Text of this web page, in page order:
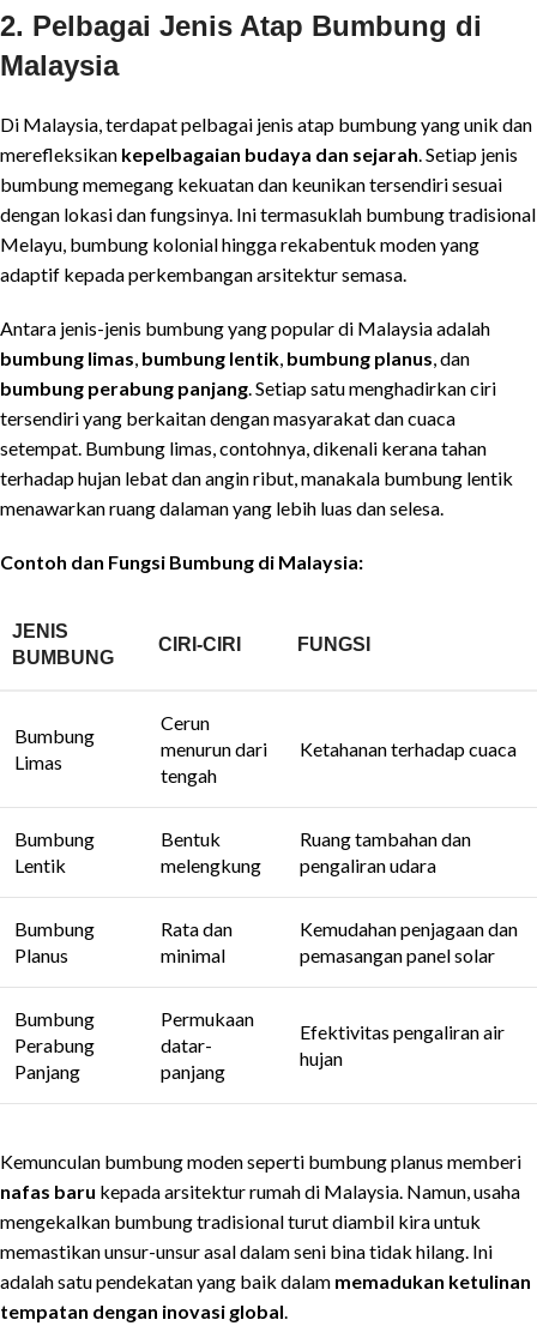
2. Pelbagai Jenis Atap Bumbung di
Malaysia
Di Malaysia, terdapat pelbagai jenis atap bumbung yang unik dan
merefleksikan kepelbagaian budaya dan sejarah . Setiap jenis
bumbung memegang kekuatan dan keunikan tersendiri sesuai
dengan lokasi dan fungsinya. Ini termasuklah bumbung tradisional
Melayu, bumbung kolonial hingga rekabentuk moden yang
adaptif kepada perkembangan arsitektur semasa.
Antara jenis-jenis bumbung yang popular di Malaysia adalah
bumbung limas bumbung lentik bumbung planus , dan
bumbung perabung panjang . Setiap satu menghadirkan ciri
tersendiri yang berkaitan dengan masyarakat dan cuaca
setempat. Bumbung limas, contohnya, dikenali kerana tahan
terhadap hujan lebat dan angin ribut, manakala bumbung lentik
menawarkan ruang dalaman yang lebih luas dan selesa.
Contoh dan Fungsi Bumbung di Malaysia:
JENIS
BUMBUNG
CIRI-CIRI FUNGSI
Bumbung
Limas
Cerun
menurun dari
tengah
Ketahanan terhadap cuaca
Bumbung
Lentik
Bentuk
melengkung
Ruang tambahan dan
pengaliran udara
Bumbung
Planus
Rata dan
minimal
Kemudahan penjagaan dan
pemasangan panel solar
Bumbung
Perabung
Panjang
Permukaan
datar-
panjang
Efektivitas pengaliran air
hujan
Kemunculan bumbung moden seperti bumbung planus memberi
nafas baru kepada arsitektur rumah di Malaysia. Namun, usaha
mengekalkan bumbung tradisional turut diambil kira untuk
memastikan unsur-unsur asal dalam seni bina tidak hilang. Ini
adalah satu pendekatan yang baik dalam memadukan ketulinan
tempatan dengan inovasi global